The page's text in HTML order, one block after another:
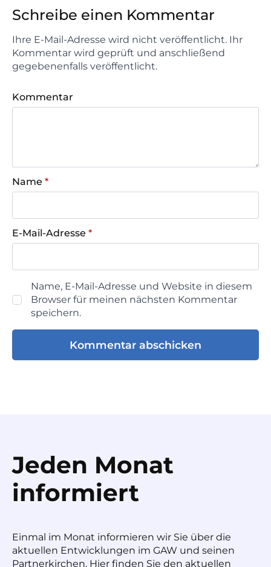
Schreibe einen Kommentar
Ihre E-Mail-Adresse wird nicht veröffentlicht. Ihr
Kommentar wird geprüft und anschließend
gegebenenfalls veröffentlicht.
Kommentar
Name *
E-Mail-Adresse *
Name, E-Mail-Adresse und Website in diesem
Browser für meinen nächsten Kommentar
speichern.
Jeden Monat
informiert
Einmal im Monat informieren wir Sie über die
aktuellen Entwicklungen im GAW und seinen
Partnerkirchen. Hier finden Sie den aktuellen